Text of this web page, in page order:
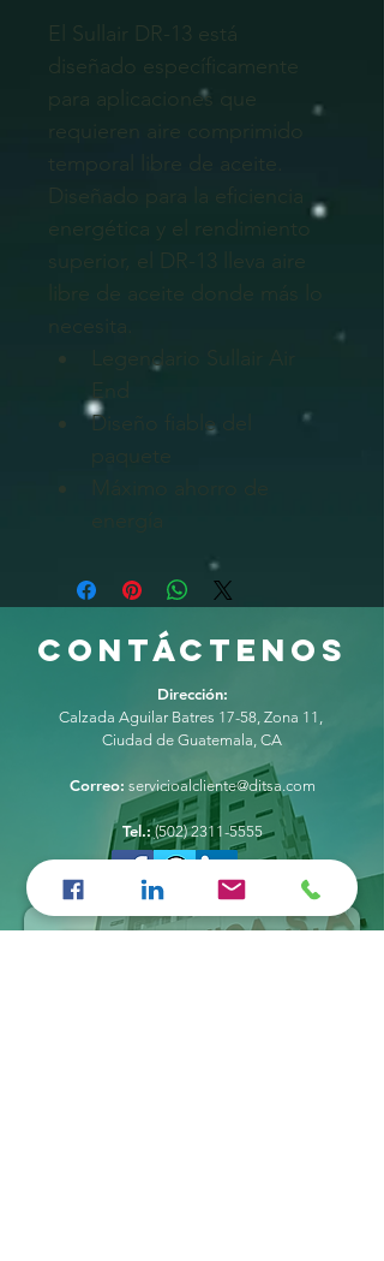
El Sullair DR-13 está
diseñado específicamente
para aplicaciones que
requieren aire comprimido
temporal libre de aceite.
Diseñado para la eficiencia
energética y el rendimiento
superior, el DR-13 lleva aire
libre de aceite donde más lo
necesita.
Legendario Sullair Air
End
Diseño fiable del
CONTÁCTENOS
Dirección:
Calzada Aguilar Batres 17-58, Zona 11, ​
Ciudad de Guatemala, CA
Correo: servicioalcliente@ditsa.com
Tel.: (502) 2311-5555